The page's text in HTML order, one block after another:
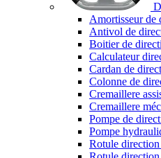
Amortisseur de
Antivol de
Boitier de
Calculateur
Cardan de
Colonne de
Cremaillere
Cremaillere
Pompe de
Pompe
Rotule